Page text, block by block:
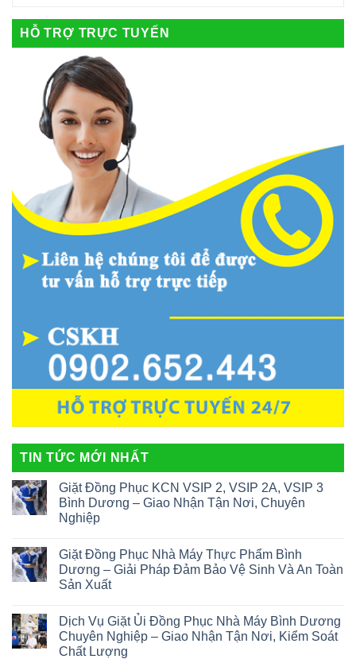
HỖ TRỢ TRỰC TUYẾN
TIN TỨC MỚI NHẤT
Giặt Đồng Phục KCN VSIP 2, VSIP 2A, VSIP 3
Bình Dương – Giao Nhận Tận Nơi, Chuyên
Nghiệp
Giặt Đồng Phục Nhà Máy Thực Phẩm Bình
Dương – Giải Pháp Đảm Bảo Vệ Sinh Và An Toàn
Sản Xuất
Dịch Vụ Giặt Ủi Đồng Phục Nhà Máy Bình Dương
Chuyên Nghiệp – Giao Nhận Tận Nơi, Kiểm Soát
Chất Lượng